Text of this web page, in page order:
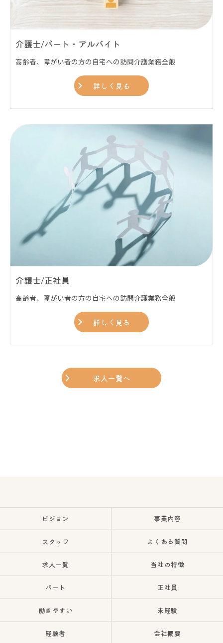
介護士/パート・アルバイト
高齢者、障がい者の方の自宅への訪問介護業務全般
詳しく見る
介護士/正社員
高齢者、障がい者の方の自宅への訪問介護業務全般
詳しく見る
求人一覧へ
ビジョン 事業内容
スタッフ よくある質問
求人一覧 当社の特徴
パート 正社員
働きやすい 未経験
経験者 会社概要